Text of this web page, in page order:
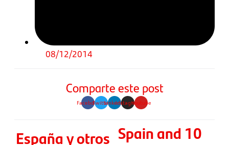
08/12/2014
Comparte este post
FacebookTwitterLinkedinInstagramYoutube
España y otros Spain and 10